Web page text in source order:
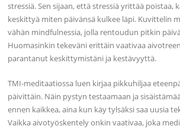
stressiä. Sen sijaan, että stressiä yrittää poistaa,
keskittyä miten päivänsä kulkee läpi. Kuvittelin
vähän mindfulnessia, jolla rentoudun pitkin
Huomasinkin tekeväni erittäin vaativaa
parantanut keskittymistäni ja kestävyyttä.
TMI-meditaatiossa luen kirjaa pikkuhiljaa
päivittäin. Näin pystyn testaamaan ja
ennen kaikkea, aina kun käy tylsäksi saa uusia
Vaikka aivotyöskentely onkin vaativaa, joka